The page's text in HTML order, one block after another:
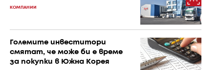
КОМПАНИИ
Големите инвеститори
смятат, че може би е време
за покупки в Южна Корея